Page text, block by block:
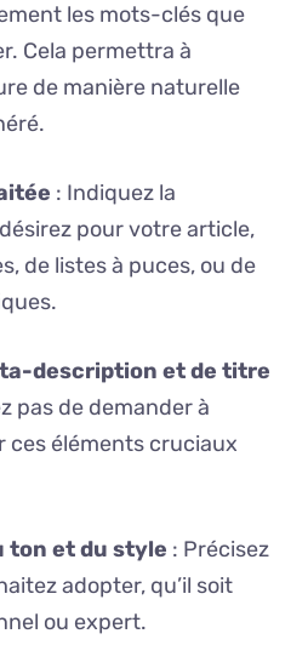
les mots-clés que
Cela permettra à
de manière naturelle
: Indiquez la
pour votre article,
de listes à puces, ou de
description et de titre
pas de demander à
ces éléments cruciaux
ton et du style : Précisez
adopter, qu’il soit
ou expert.